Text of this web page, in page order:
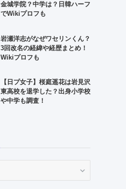
金城学院？中学は？日韓ハーフ
でWikiプロフも
岩瀬洋志がなぜワセリンくん？
3回改名の経緯や経歴まとめ！
Wikiプロフも
【日プ女子】桜庭遥花は岩見沢
東高校を退学した？出身小学校
や中学も調査！